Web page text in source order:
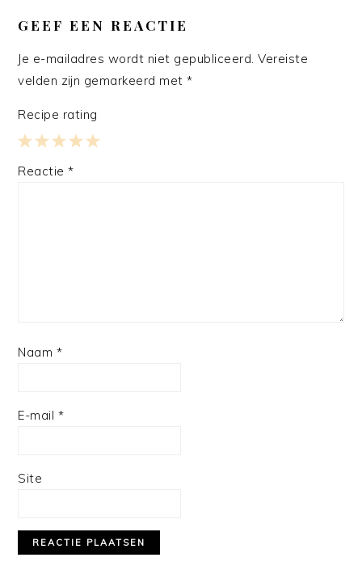
INTERACTIES
GEEF EEN REACTIE
Je e-mailadres wordt niet gepubliceerd. Vereiste
velden zijn gemarkeerd met*
Recipe rating
4
3
2
1
Reactie*
Naam *
E-mail *
Site